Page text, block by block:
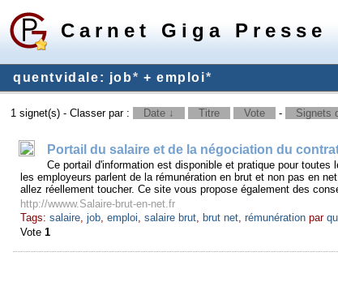
Carnet Giga Presse
quentvidale: job* + emploi*
1 signet(s) - Classer par : Date ↓ Titre Vote - Signets
Portail du salaire et de la négociation du
Ce portail d'information est disponible et pratique pour
les employeurs parlent de la rémunération en brut et non pas en
allez réellement toucher. Ce site vous propose également des
http://wwww.Salaire-brut-en-net.fr
Tags:salaire,job,emploi,salaire brut, brut net,rémunération par
Vote1